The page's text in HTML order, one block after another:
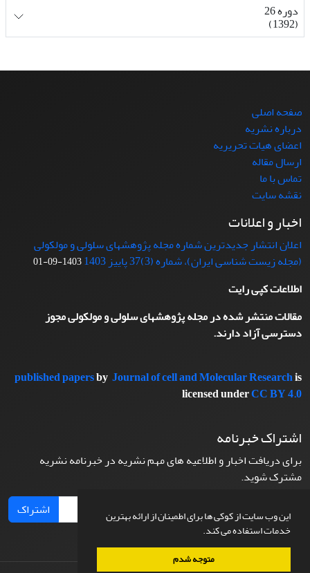
این وب سایت از کوکی ها برای اطمینان از ارائه بهترین
خدمات استفاده می کند.
متوجه شدم
دوره 26
(1392)
صفحه اصلی
درباره نشریه
اعضای هیات تحریریه
ارسال مقاله
تماس با ما
نقشه سایت
اخبار و اعلانات
اعلان انتشار جدیدترین شماره مجله پژوهشهای سلولی و مولکولی
(مجله زیست شناسی ایران)، شماره (3)37 پاییز 1403
1403-09-01
اطلاعات کپی رایت
مقالات منتشر شده در مجله پژوهشهای سلولی و مولکولی مجوز
دسترسی آزاد دارند.
published papersby Journal of cell and Molecular Researchis
licensed underCC BY 4.0
اشتراک خبرنامه
برای دریافت اخبار و اطلاعیه های مهم نشریه در خبرنامه نشریه
مشترک شوید.
اشتراک